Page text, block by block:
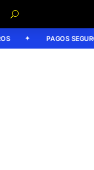
PAGOS SEGUROS